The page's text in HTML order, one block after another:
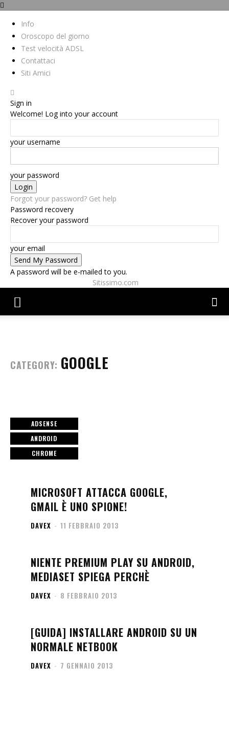
Info
Oroscopo del giorno
Test velocità ADSL
Contattaci
Siti Amici
Sign in
Welcome! Log into your account
your username
your password
Forgot your password? Get help
Password recovery
Recover your password
your email
A password will be e-mailed to you.
Sitissimo.com
CATEGORY: GOOGLE
ADSENSE
ANDROID
CHROME
MICROSOFT ATTACCA GOOGLE,
GMAIL È UNO SPIONE!
DAVEX - 11 FEBBRAIO 2013
NIENTE PREMIUM PLAY SU ANDROID,
MEDIASET SPIEGA PERCHÈ
DAVEX - 8 FEBBRAIO 2013
[GUIDA] INSTALLARE ANDROID SU UN
NORMALE NETBOOK
DAVEX - 7 GENNAIO 2013